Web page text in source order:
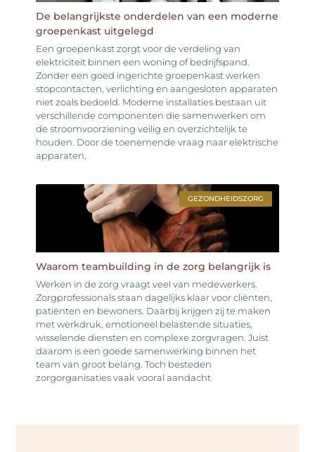
De belangrijkste onderdelen van een moderne
groepenkast uitgelegd
Een groepenkast zorgt voor de verdeling van
elektriciteit binnen een woning of bedrijfspand.
Zonder een goed ingerichte groepenkast werken
stopcontacten, verlichting en aangesloten apparaten
niet zoals bedoeld. Moderne installaties bestaan uit
verschillende componenten die samenwerken om
de stroomvoorziening veilig en overzichtelijk te
houden. Door de toenemende vraag naar elektrische
apparaten,
GEZONDHEIDSZORG
Waarom teambuilding in de zorg belangrijk is
Werken in de zorg vraagt veel van medewerkers.
Zorgprofessionals staan dagelijks klaar voor cliënten,
patiënten en bewoners. Daarbij krijgen zij te maken
met werkdruk, emotioneel belastende situaties,
wisselende diensten en complexe zorgvragen. Juist
daarom is een goede samenwerking binnen het
team van groot belang. Toch besteden
zorgorganisaties vaak vooral aandacht